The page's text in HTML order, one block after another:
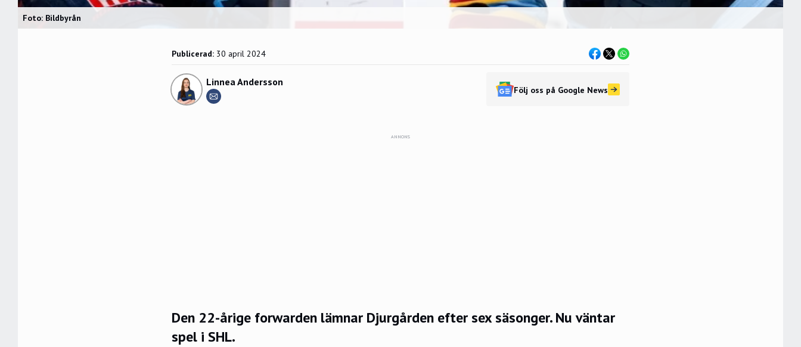
Foto: Bildbyrån
Publicerad: 30 april 2024
Linnea Andersson
Följ oss på Google News
ANNONS
Den 22-årige forwarden lämnar Djurgården efter sex säsonger. Nu väntar
spel i SHL.